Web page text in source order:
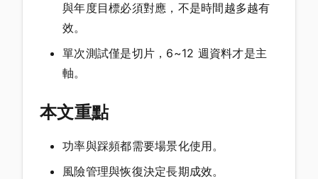
與年度目標必須對應，不是時間越多越有
效。
單次測試僅是切片，6~12 週資料才是主
軸。
本文重點
功率與踩頻都需要場景化使用。
風險管理與恢復決定長期成效。